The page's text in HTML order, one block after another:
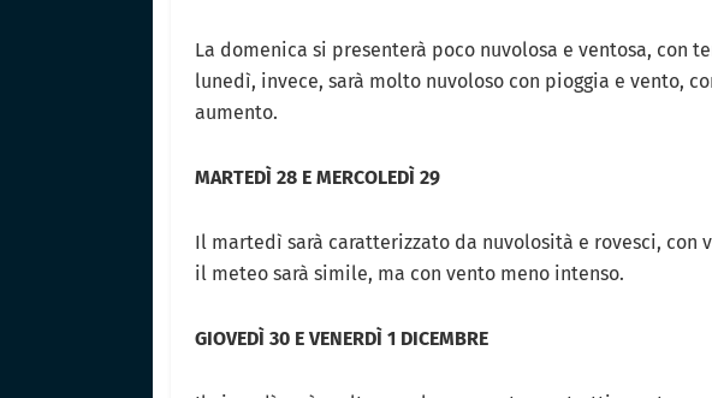
La domenica si presenterà poco nuvolosa e ventosa, con
lunedì, invece, sarà molto nuvoloso con pioggia e vento,
aumento.
MARTEDÌ 28 E MERCOLEDÌ 29
Il martedì sarà caratterizzato da nuvolosità e rovesci,
il meteo sarà simile, ma con vento meno intenso.
GIOVEDÌ 30 E VENERDÌ 1 DICEMBRE